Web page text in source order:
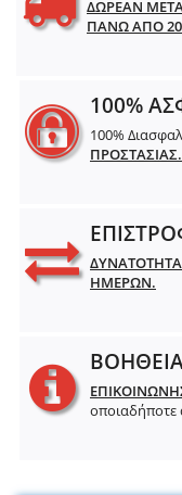
ΔΩΡΕΑΝ
ΠΑΝΩ ΑΠΟ
100%
100%
ΠΡΟΣΤΑΣΙΑΣ.
ΗΜΕΡΩΝ.
οποιαδήποτε